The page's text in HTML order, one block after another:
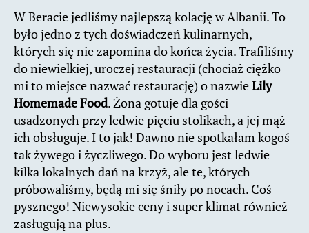
W Beracie jedliśmy najlepszą kolację w Albanii. To
było jedno z tych doświadczeń kulinarnych,
których się nie zapomina do końca życia. Trafiliśmy
do niewielkiej, uroczej restauracji (chociaż ciężko
mi to miejsce nazwać restaurację) o nazwieLily
Homemade Food. Żona gotuje dla gości
usadzonych przy ledwie pięciu stolikach, a jej mąż
ich obsługuje. I to jak! Dawno nie spotkałam kogoś
tak żywego i życzliwego. Do wyboru jest ledwie
kilka lokalnych dań na krzyż, ale te, których
próbowaliśmy, będą mi się śniły po nocach. Coś
pysznego! Niewysokie ceny i super klimat również
zasługują na plus.